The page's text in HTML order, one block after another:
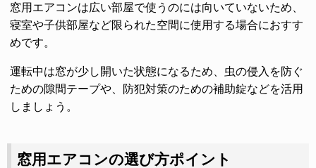
窓用エアコンは広い部屋で使うのには向いていないため、
寝室や子供部屋など限られた空間に使用する場合におすす
めです。
運転中は窓が少し開いた状態になるため、虫の侵入を防ぐ
ための隙間テープや、防犯対策のための補助錠などを活用
しましょう。
窓用エアコンの選び方ポイント